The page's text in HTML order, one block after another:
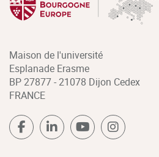
Maison de l'université
Esplanade Erasme
BP 27877 - 21078 Dijon Cedex
FRANCE